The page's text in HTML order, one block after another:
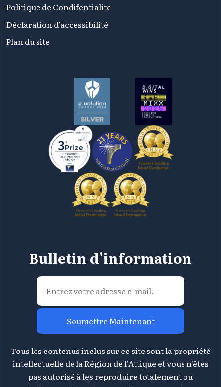
Politique de Condifentialite
Déclaration d’accessibilité
Plan du site
Bulletin d'information
Soumettre Maintenant
Tous les contenus inclus sur ce site sont la propriété
intellectuelle de la Région de l'Attique et vous n'êtes
pas autorisé à les reproduire totalement ou